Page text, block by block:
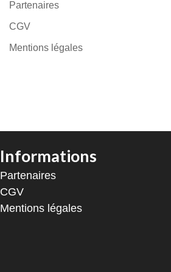
Partenaires
CGV
Mentions légales
Informations
Partenaires
CGV
Mentions légales